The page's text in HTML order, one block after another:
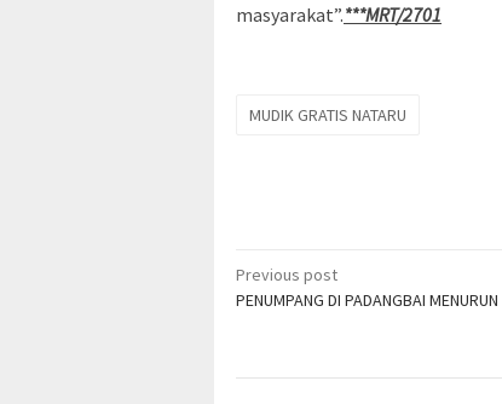
masyarakat”.***MRT/2701
MUDIK GRATIS NATARU
Post
navigation
Previous post
PENUMPANG DI PADANGBAI MENURUN